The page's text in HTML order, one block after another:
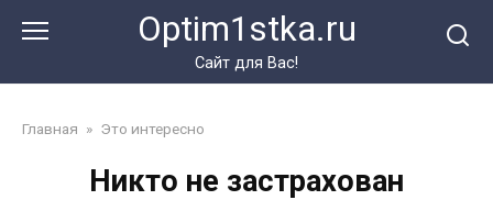
Optim1stka.ru
Сайт для Вас!
Главная » Это интересно
Никто не застрахован